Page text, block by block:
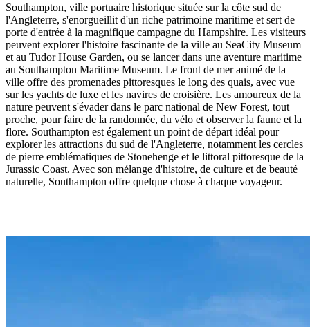
Southampton, ville portuaire historique située sur la côte sud de
l'Angleterre, s'enorgueillit d'un riche patrimoine maritime et sert de
porte d'entrée à la magnifique campagne du Hampshire. Les visiteurs
peuvent explorer l'histoire fascinante de la ville au SeaCity Museum
et au Tudor House Garden, ou se lancer dans une aventure maritime
au Southampton Maritime Museum. Le front de mer animé de la
ville offre des promenades pittoresques le long des quais, avec vue
sur les yachts de luxe et les navires de croisière. Les amoureux de la
nature peuvent s'évader dans le parc national de New Forest, tout
proche, pour faire de la randonnée, du vélo et observer la faune et la
flore. Southampton est également un point de départ idéal pour
explorer les attractions du sud de l'Angleterre, notamment les cercles
de pierre emblématiques de Stonehenge et le littoral pittoresque de la
Jurassic Coast. Avec son mélange d'histoire, de culture et de beauté
naturelle, Southampton offre quelque chose à chaque voyageur.